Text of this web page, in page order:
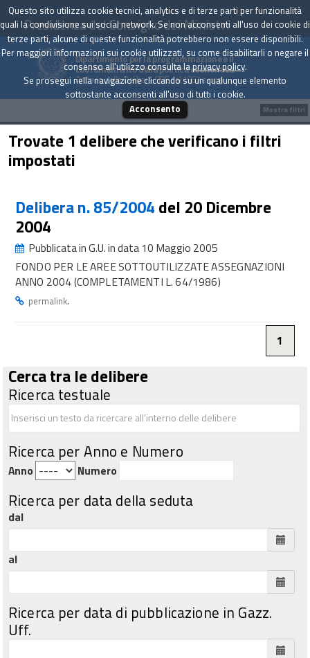
Presidenza del Consiglio dei Ministri
Dipartimento per la programmazione e il
coordinamento della politica economica
Archivio delle Delibere CIPE dal 1967 a oggi
Trovate 1 delibere che verificano i filtri
impostati
Delibera n. 85/2004 del 20 Dicembre
2004
Pubblicata in G.U. in data 10 Maggio 2005
FONDO PER LE AREE SOTTOUTILIZZATE ASSEGNAZIONI
ANNO 2004 (COMPLETAMENTI L. 64/1986)
permalink.
1
Cerca tra le delibere
Ricerca testuale
Ricerca per Anno e Numero
Anno Numero
Ricerca per data della seduta
dal
al
Ricerca per data di pubblicazione in Gazz.
Uff.
Mostra filtri
Questo sito utilizza cookie tecnici, analytics e di terze parti per funzionalità
quali la condivisione sui social network. Se non acconsenti all'uso dei cookie di
terze parti, alcune di queste funzionalità potrebbero non essere disponibili.
Per maggiori informazioni sui cookie utilizzati, su come disabilitarli o negare il
consenso all'utilizzo consulta laprivacy policy.
Se prosegui nella navigazione cliccando su un qualunque elemento
sottostante acconsenti all'uso di tutti i cookie.
Acconsento